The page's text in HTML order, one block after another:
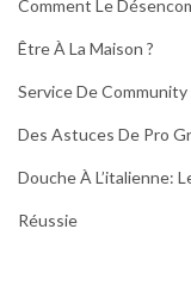
Comment Le
Être À La Maison ?
Service De
Des Astuces De Pro
Douche À L’italienne:
Réussie